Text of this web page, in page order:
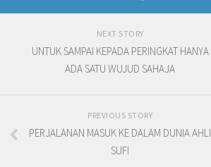
NEXT STORY
UNTUK SAMPAI KEPADA PERINGKAT HANYA
ADA SATU WUJUD SAHAJA
PREVIOUS STORY
PERJALANAN MASUK KE DALAM DUNIA AHLI
SUFI